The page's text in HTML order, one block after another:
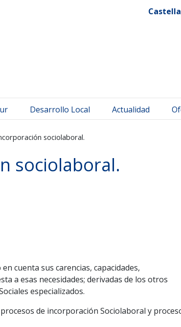
Desarrollo Local Actualidad
sociolaboral.
sociolaboral.
cuenta sus carencias, capacidades,
a esas necesidades; derivadas de los otros
especializados.
de incorporación Sociolaboral y